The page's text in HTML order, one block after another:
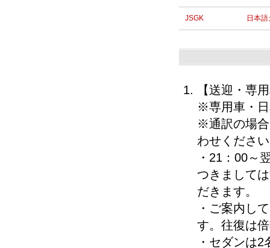
JSGK 日本
【送迎・専
※専用車・日
※通訳の場合
わせくださ
・21：00～
つきまして
だきます。
・ご案内し
す。往復は
・セダンは